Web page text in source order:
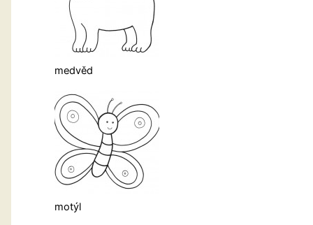
medvěd
motýl